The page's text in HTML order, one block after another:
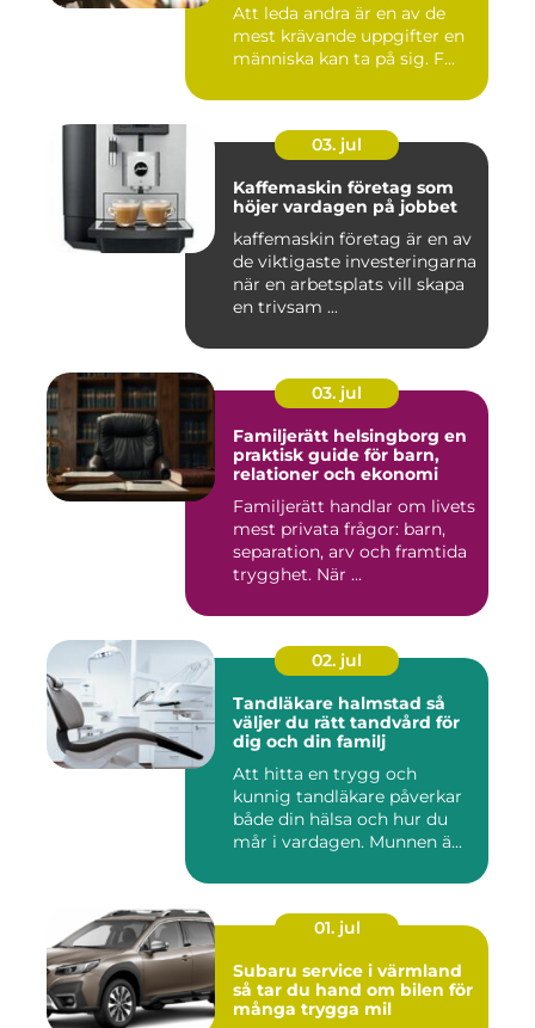
Att leda andra är en av de
mest krävande uppgifter en
människa kan ta på sig. F...
03. jul
Kaffemaskin företag som
höjer vardagen på jobbet
kaffemaskin företag är en av
de viktigaste investeringarna
när en arbetsplats vill skapa
en trivsam ...
03. jul
Familjerätt helsingborg en
praktisk guide för barn,
relationer och ekonomi
Familjerätt handlar om livets
mest privata frågor: barn,
separation, arv och framtida
trygghet. När ...
02. jul
Tandläkare halmstad så
väljer du rätt tandvård för
dig och din familj
Att hitta en trygg och
kunnig tandläkare påverkar
både din hälsa och hur du
mår i vardagen. Munnen ä...
01. jul
Subaru service i värmland
så tar du hand om bilen för
många trygga mil